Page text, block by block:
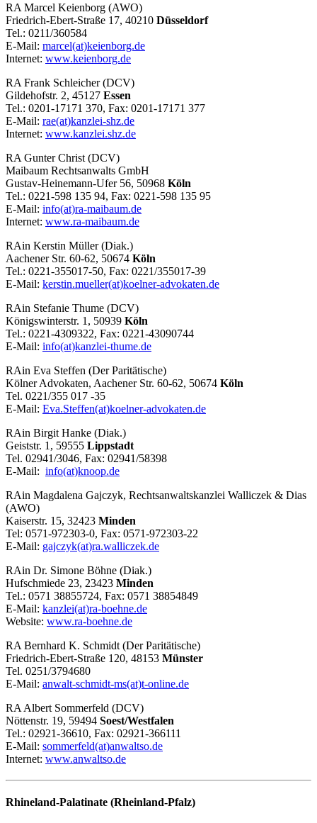
RA Marcel Keienborg (AWO)
Friedrich-Ebert-Straße 17, 40210 Düsseldorf
Tel.: 0211/360584
E-Mail: marcel(at)keienborg.de
Internet: www.keienborg.de
RA Frank Schleicher (DCV)
Gildehofstr. 2, 45127 Essen
Tel.: 0201-17171 370, Fax: 0201-17171 377
E-Mail: rae(at)kanzlei-shz.de
Internet: www.kanzlei.shz.de
RA Gunter Christ (DCV)
Maibaum Rechtsanwalts GmbH
Gustav-Heinemann-Ufer 56, 50968 Köln
Tel.: 0221-598 135 94, Fax: 0221-598 135 95
E-Mail: info(at)ra-maibaum.de
Internet: www.ra-maibaum.de
RAin Kerstin Müller (Diak.)
Aachener Str. 60-62, 50674 Köln
Tel.: 0221-355017-50, Fax: 0221/355017-39
E-Mail: kerstin.mueller(at)koelner-advokaten.de
RAin Stefanie Thume (DCV)
Königswinterstr. 1, 50939 Köln
Tel.: 0221-4309322, Fax: 0221-43090744
E-Mail: info(at)kanzlei-thume.de
RAin Eva Steffen (Der Paritätische)
Kölner Advokaten, Aachener Str. 60-62, 50674 Köln
Tel. 0221/355 017 -35
E-Mail: Eva.Steffen(at)koelner-advokaten.de
RAin Birgit Hanke (Diak.)
Geiststr. 1, 59555 Lippstadt
Tel. 02941/3046, Fax: 02941/58398
E-Mail: info(at)knoop.de
RAin Magdalena Gajczyk, Rechtsanwaltskanzlei Walliczek & Dias
(AWO)
Kaiserstr. 15, 32423 Minden
Tel: 0571-972303-0, Fax: 0571-972303-22
E-Mail: gajczyk(at)ra.walliczek.de
RAin Dr. Simone Böhne (Diak.)
Hufschmiede 23, 23423 Minden
Tel.: 0571 38855724, Fax: 0571 38854849
E-Mail: kanzlei(at)ra-boehne.de
Website: www.ra-boehne.de
RA Bernhard K. Schmidt (Der Paritätische)
Friedrich-Ebert-Straße 120, 48153 Münster
Tel. 0251/3794680
E-Mail: anwalt-schmidt-ms(at)t-online.de
RA Albert Sommerfeld (DCV)
Nöttenstr. 19, 59494 Soest/Westfalen
Tel.: 02921-36610, Fax: 02921-366111
E-Mail: sommerfeld(at)anwaltso.de
Internet: www.anwaltso.de
Rhineland-Palatinate (Rheinland-Pfalz)